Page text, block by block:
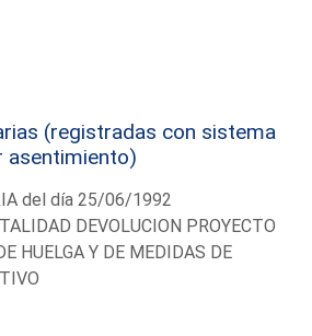
(registradas con sistema
asentimiento)
del día 25/06/1992
DEVOLUCION PROYECTO
HUELGA Y DE MEDIDAS DE